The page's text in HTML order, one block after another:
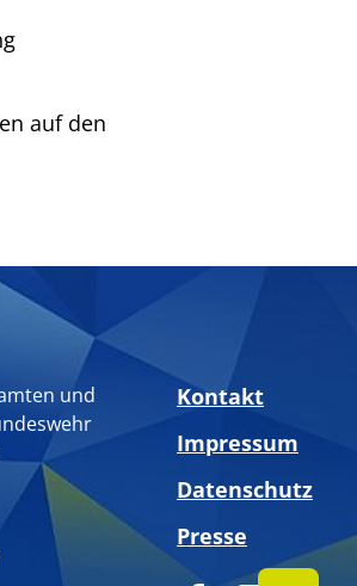
auf den
und
Kontakt
Impressum
Datenschutz
Presse